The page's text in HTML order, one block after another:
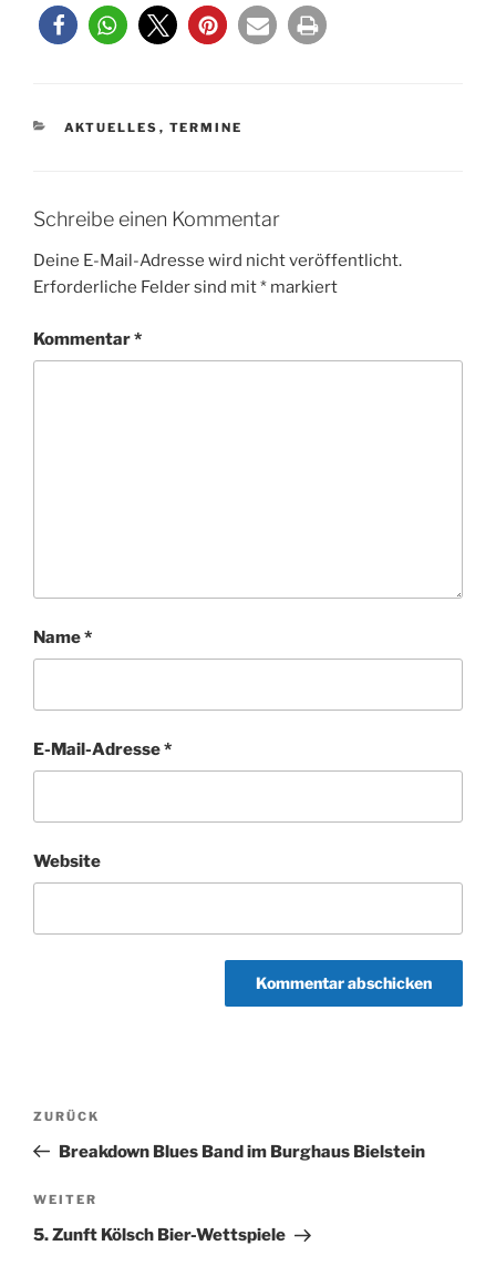
KATEGORIEN
AKTUELLES , TERMINE
Schreibe einen Kommentar
Deine E-Mail-Adresse wird nicht veröffentlicht.
Erforderliche Felder sind mit* markiert
Kommentar*
Name*
E-Mail-Adresse*
Website
Beitragsnavigation
Vorheriger
Beitrag
ZURÜCK
Breakdown Blues Band im Burghaus Bielstein
Nächster
Beitrag
WEITER
5. Zunft Kölsch Bier-Wettspiele